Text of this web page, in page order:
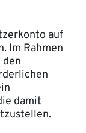
auf
Im Rahmen
damit